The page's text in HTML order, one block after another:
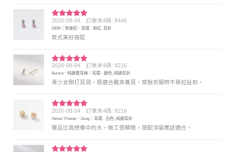
評分5 滿
分 5
2026-08-04 訂單末4碼: 8446
GEM｜免後扣．耳環 - 粉紅, 耳針
款式美好搭配
評分5 滿
分 5
2026-08-04 訂單末4碼: 8216
Aurora．純銀養耳棒｜耳環 - 銀色, 純銀耳針
青少女剛打耳洞，很適合戴來養耳，穿脫衣服時不易拉扯到。
評分5 滿
分 5
2026-08-04 訂單末4碼: 8216
Venus' Flower．2way｜耳環 - 白色, 純銀耳針
實品比我想像中的大，做工很精緻，搭配洋裝應該適合。